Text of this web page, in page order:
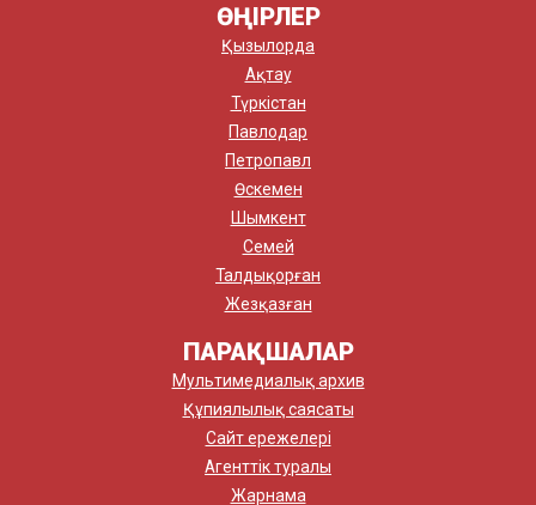
ӨҢІРЛЕР
Қызылорда
Ақтау
Түркістан
Павлодар
Петропавл
Өскемен
Шымкент
Семей
Талдықорған
Жезқазған
ПАРАҚШАЛАР
Мультимедиалық архив
Құпиялылық саясаты
Сайт ережелері
Агенттік туралы
Жарнама